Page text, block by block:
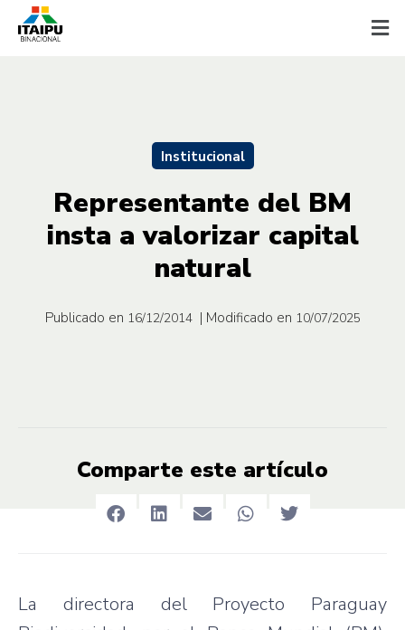
Institucional
Representante del BM
insta a valorizar capital
natural
Publicado en 16/12/2014 | Modificado en 10/07/2025
Comparte este artículo
La directora del Proyecto Paraguay